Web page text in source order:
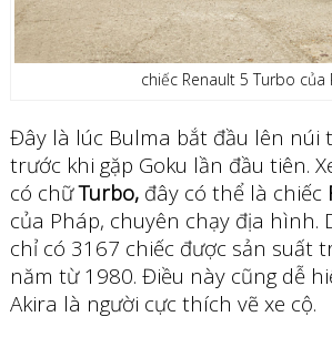
chiếc Renault 5 Turbo của
Đây là lúc Bulma bắt đầu lên núi
trước khi gặp Goku lần đầu tiên.
có chữTurbo,đây có thể là chiếc
của Pháp, chuyên chạy địa hình.
chỉ có 3167 chiếc được sản suất
năm từ 1980. Điều này cũng dễ
Akira là người cực thích vẽ xe cộ.